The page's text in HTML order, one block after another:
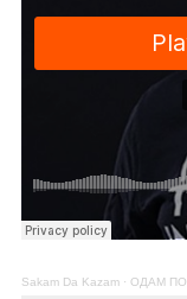
Sakam Da Kazam· ОДАМ ПО